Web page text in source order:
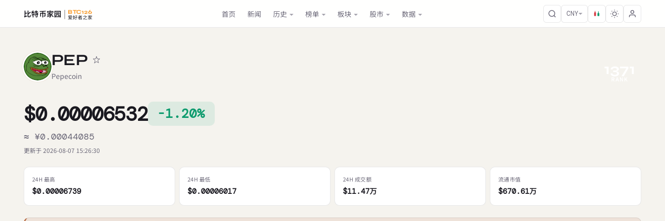
比特币家园
BTC126
爱好者之家
首页 新闻 历史 榜单 板块 股市 数据 CNY
PEP
Pepecoin
$0.00006532 -1.20%
≈ ¥0.00044085
更新于 2026-08-07 15:26:30
24H 最高
$0.00006739
24H 最低
$0.00006017
24H 成交额
$11.47万
流通市值
$670.61万